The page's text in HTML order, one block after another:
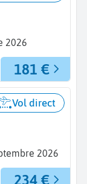
2026
181 €
2026
Vol direct
234 €